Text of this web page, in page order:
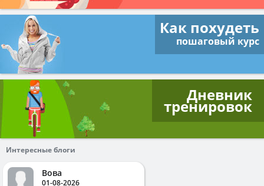
Как похудеть
пошаговый курс
Дневник
тренировок
Интересные блоги
Вова
01-08-2026